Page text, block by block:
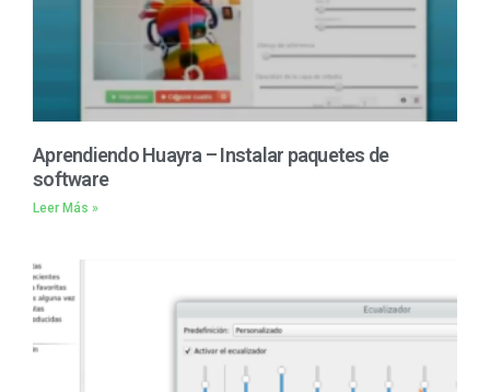
Aprendiendo Huayra – Instalar paquetes de
software
Leer Más »